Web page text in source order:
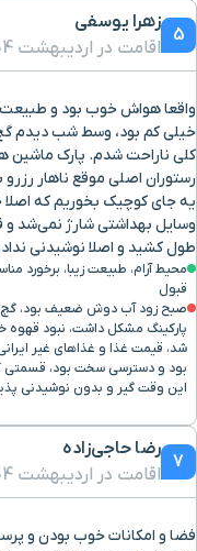
5
زهرا یوسفی
اقامت در اردیبهشت 1404
واقعا هواش خوب بود و
خیلی کم بود، وسط شب دیدم
کلی ناراحت شدم. پارک ماشین
رستوران اصلی موقع ناهار
یه جای کوچیک بخوریم که
وسایل بهداشتی شارژ نمی‌شد و
طول کشید و اصلا نوشیدنی
محیط آرام، طبیعت زیبا، برخورد
قبول
صبح زود آب دوش ضعیف بود،
پارکینگ مشکل داشت، نبود قهوه
شد، قیمت غذا و غذاهای غیر
بود و دسترسی سخت بود، قسمتی
این وقت گیر و بدون نوشیدنی
7
رضا حاجی‌زاده
اقامت در اردیبهشت 1404
فضا و امکانات خوب بودن و